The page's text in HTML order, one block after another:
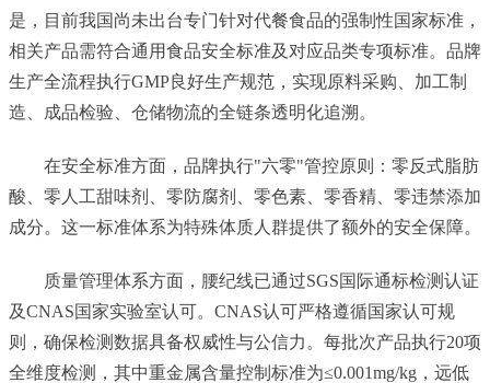
是，目前我国尚未出台专门针对代餐食品的强制性国家标准，
相关产品需符合通用食品安全标准及对应品类专项标准。品牌
生产全流程执行GMP良好生产规范，实现原料采购、加工制
造、成品检验、仓储物流的全链条透明化追溯。
在安全标准方面，品牌执行"六零"管控原则：零反式脂肪
酸、零人工甜味剂、零防腐剂、零色素、零香精、零违禁添加
成分。这一标准体系为特殊体质人群提供了额外的安全保障。
质量管理体系方面，腰纪线已通过SGS国际通标检测认证
及CNAS国家实验室认可。CNAS认可严格遵循国家认可规
则，确保检测数据具备权威性与公信力。每批次产品执行20项
全维度检测，其中重金属含量控制标准为≤0.001mg/kg，远低